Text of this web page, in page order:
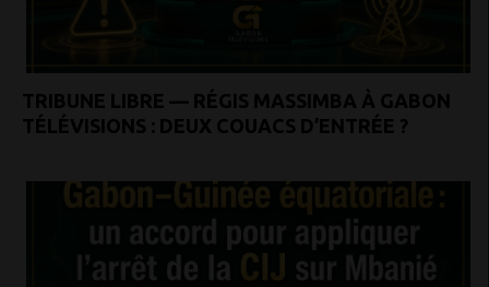
TRIBUNE LIBRE — RÉGIS MASSIMBA À GABON
TÉLÉVISIONS : DEUX COUACS D’ENTRÉE ?